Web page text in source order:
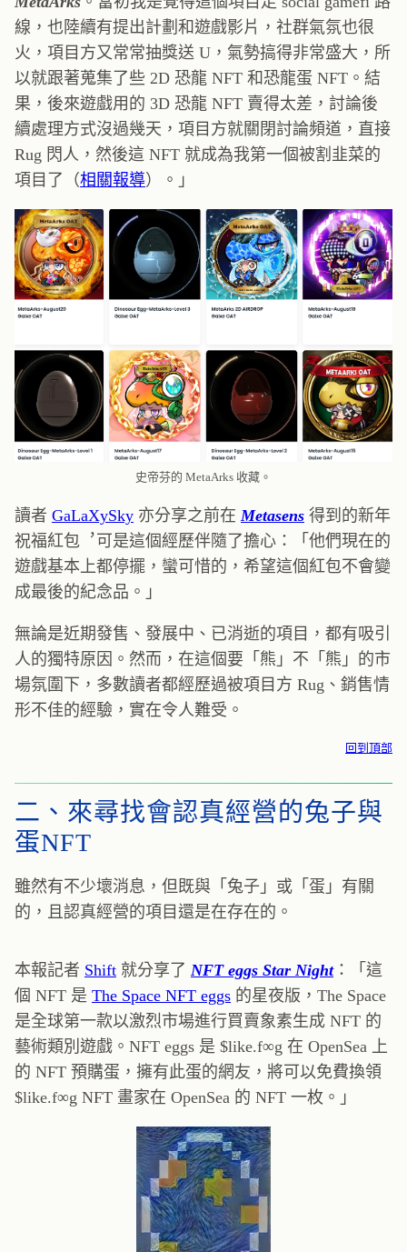
線，也陸續有提出計劃和遊戲影片，社群氣氛也很
火，項目方又常常抽獎送 U，氣勢搞得非常盛大，所
以就跟著蒐集了些 2D 恐龍 NFT 和恐龍蛋 NFT。結
果，後來遊戲用的 3D 恐龍 NFT 賣得太差，討論後
續處理方式沒過幾天，項目方就關閉討論頻道，直接
Rug 閃人，然後這 NFT 就成為我第一個被割韭菜的
項目了（相關報導）。」
史帝芬的 MetaArks 收藏。
讀者 GaLaXySky 亦分享之前在 Metasens 得到的新年
祝福紅包︐可是這個經歷伴隨了擔心：「他們現在的
遊戲基本上都停擺，蠻可惜的，希望這個紅包不會變
成最後的紀念品。」
無論是近期發售、發展中、已消逝的項目，都有吸引
人的獨特原因。然而，在這個要「熊」不「熊」的市
場氛圍下，多數讀者都經歷過被項目方 Rug、銷售情
形不佳的經驗，實在令人難受。
回到頂部
二、來尋找會認真經營的兔子與
蛋NFT
雖然有不少壞消息，但既與「兔子」或「蛋」有關
的，且認真經營的項目還是在存在的。
本報記者 Shift 就分享了 NFT eggs Star Night：「這
個 NFT 是 The Space NFT eggs 的星夜版，The Space
是全球第一款以激烈市場進行買賣象素生成 NFT 的
藝術類別遊戲。NFT eggs 是 $like.f∞g 在 OpenSea 上
的 NFT 預購蛋，擁有此蛋的網友，將可以免費換領
$like.f∞g NFT 畫家在 OpenSea 的 NFT 一枚。」